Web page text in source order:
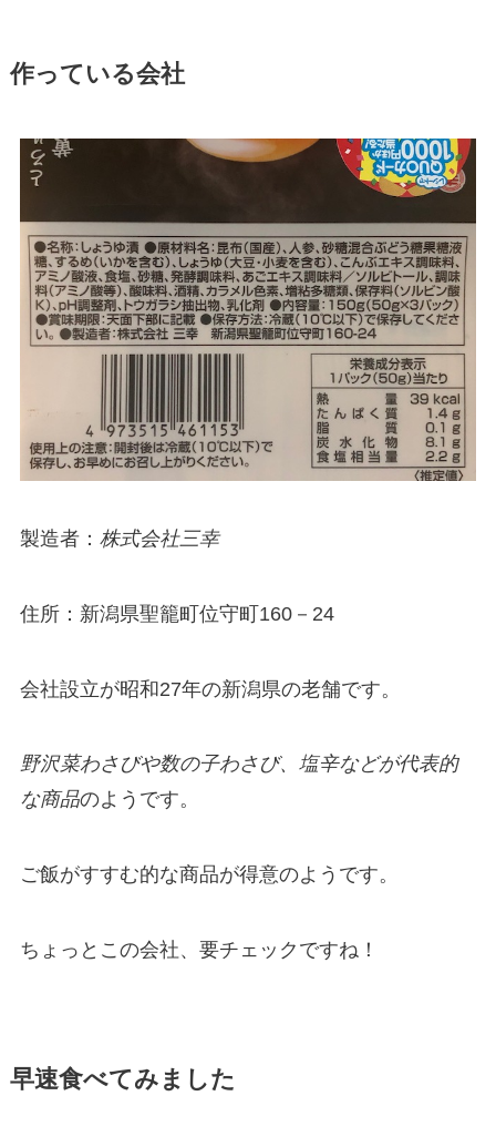
作っている会社
製造者： 株式会社三幸
住所：新潟県聖籠町位守町160－24
会社設立が昭和27年の新潟県の老舗です。
野沢菜わさびや数の子わさび、塩辛などが代表的
な商品のようです。
ご飯がすすむ的な商品が得意のようです。
ちょっとこの会社、要チェックですね！
早速食べてみました